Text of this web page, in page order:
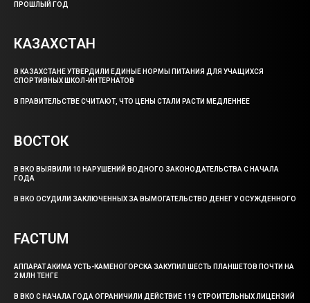
ПРОШЛЫЙ ГОД
КАЗАХСТАН
В КАЗАХСТАНЕ УТВЕРДИЛИ ЕДИНЫЕ НОРМЫ ПИТАНИЯ ДЛЯ УЧАЩИХСЯ
СПОРТИВНЫХ ШКОЛ-ИНТЕРНАТОВ
В ПРАВИТЕЛЬСТВЕ СЧИТАЮТ, ЧТО ЦЕНЫ СТАЛИ РАСТИ МЕДЛЕННЕЕ
ВОСТОК
В ВКО ВЫЯВИЛИ 10 НАРУШЕНИЙ ВОДНОГО ЗАКОНОДАТЕЛЬСТВА С НАЧАЛА
ГОДА
В ВКО ОСУДИЛИ ЗАКЛЮЧЕННЫХ ЗА ВЫМОГАТЕЛЬСТВО ДЕНЕГ У ОСУЖДЕННОГО
FACTUM
АППАРАТ АКИМА УСТЬ-КАМЕНОГОРСКА ЗАКУПИЛ ШЕСТЬ ПЛАНШЕТОВ ПОЧТИ НА
2 МЛН ТЕНГЕ
В ВКО С НАЧАЛА ГОДА ОГРАНИЧИЛИ ДЕЙСТВИЕ 119 СТРОИТЕЛЬНЫХ ЛИЦЕНЗИЙ